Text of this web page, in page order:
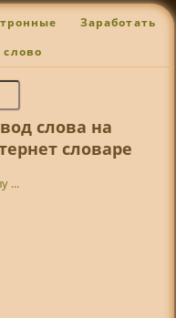
Заработать
слова на
словаре
...